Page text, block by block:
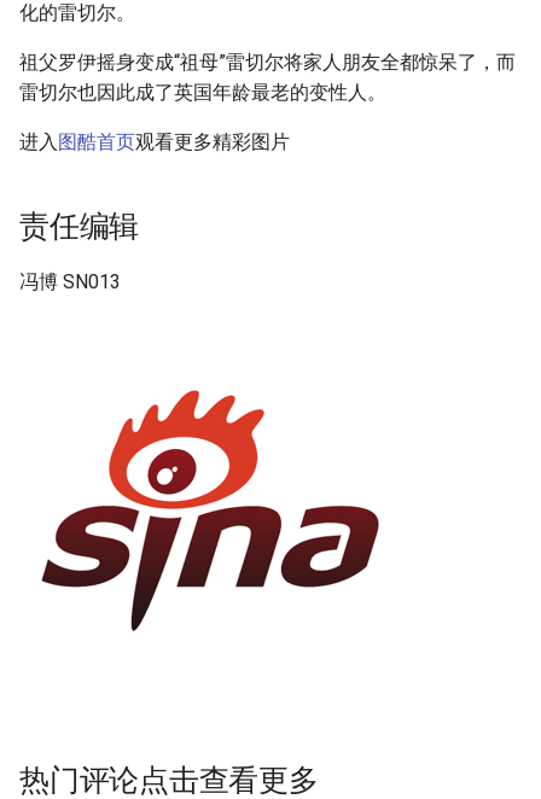
化的雷切尔。
祖父罗伊摇身变成“祖母”雷切尔将家人朋友全都惊呆了，而
雷切尔也因此成了英国年龄最老的变性人。
进入图酷首页观看更多精彩图片
责任编辑
冯博 SN013
热门评论点击查看更多